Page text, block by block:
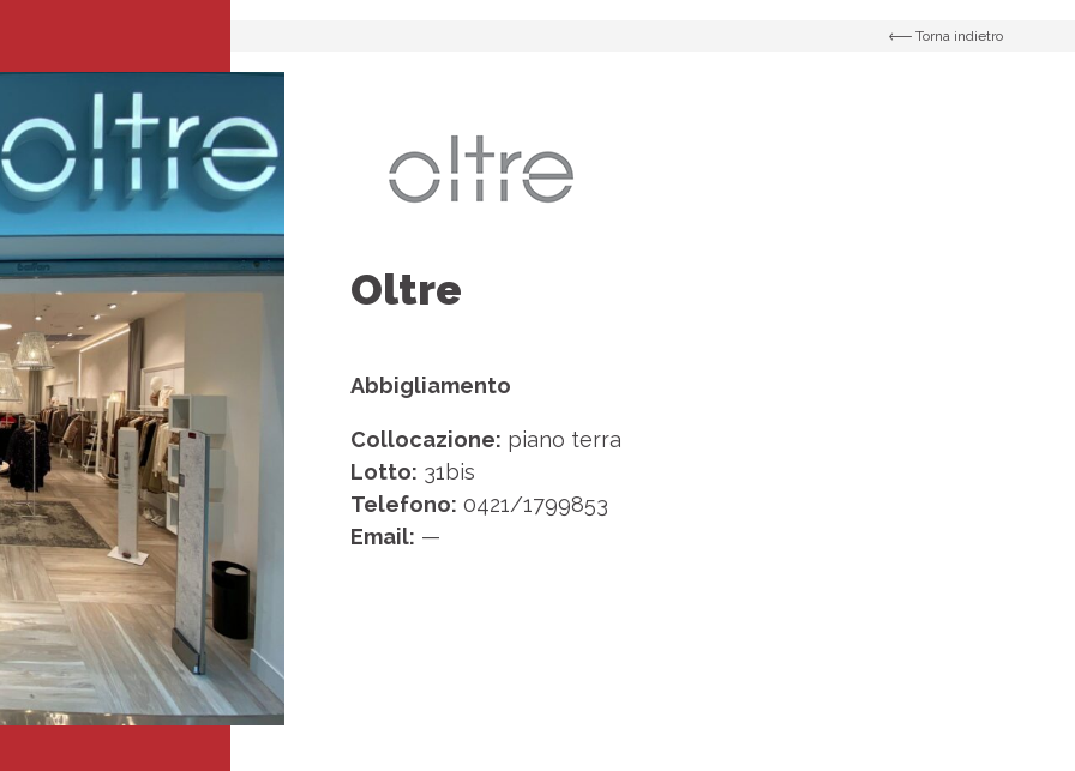
Torna indietro
Oltre
Abbigliamento
Collocazione: piano terra
Lotto: 31bis
Telefono: 0421/1799853
Email: —